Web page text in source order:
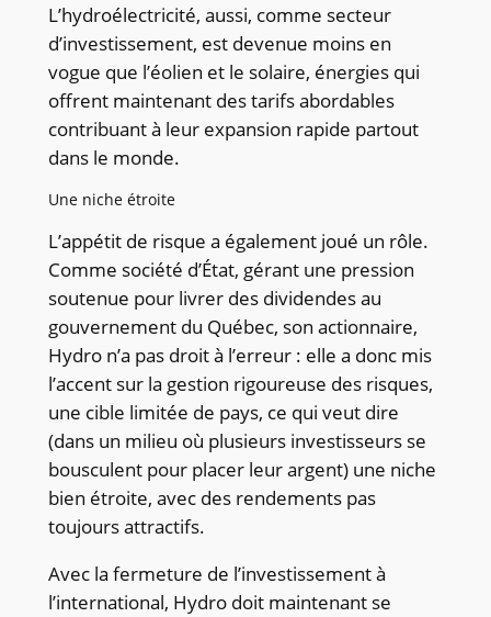
L’hydroélectricité, aussi, comme secteur
d’investissement, est devenue moins en
vogue que l’éolien et le solaire, énergies qui
offrent maintenant des tarifs abordables
contribuant à leur expansion rapide partout
dans le monde.
Une niche étroite
L’appétit de risque a également joué un rôle.
Comme société d’État, gérant une pression
soutenue pour livrer des dividendes au
gouvernement du Québec, son actionnaire,
Hydro n’a pas droit à l’erreur : elle a donc mis
l’accent sur la gestion rigoureuse des risques,
une cible limitée de pays, ce qui veut dire
(dans un milieu où plusieurs investisseurs se
bousculent pour placer leur argent) une niche
bien étroite, avec des rendements pas
toujours attractifs.
Avec la fermeture de l’investissement à
l’international, Hydro doit maintenant se